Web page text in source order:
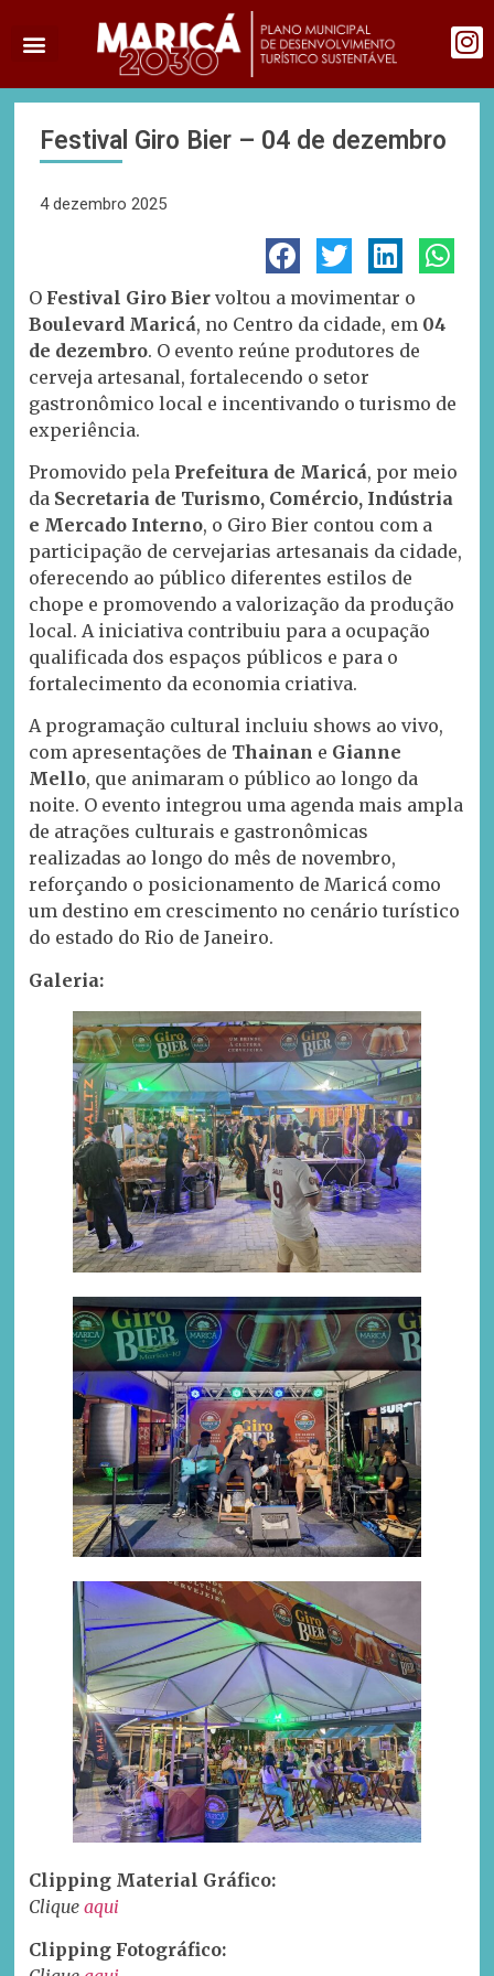
Festival Giro Bier – 04 de dezembro
4 dezembro 2025
O Festival Giro Bier voltou a movimentar o
Boulevard Maricá, no Centro da cidade, em 04
de dezembro. O evento reúne produtores de
cerveja artesanal, fortalecendo o setor
gastronômico local e incentivando o turismo de
experiência.
Promovido pela Prefeitura de Maricá, por meio
da Secretaria de Turismo, Comércio, Indústria
e Mercado Interno, o Giro Bier contou com a
participação de cervejarias artesanais da cidade,
oferecendo ao público diferentes estilos de
chope e promovendo a valorização da produção
local. A iniciativa contribuiu para a ocupação
qualificada dos espaços públicos e para o
fortalecimento da economia criativa.
A programação cultural incluiu shows ao vivo,
com apresentações de Thainan e Gianne
Mello, que animaram o público ao longo da
noite. O evento integrou uma agenda mais ampla
de atrações culturais e gastronômicas
realizadas ao longo do mês de novembro,
reforçando o posicionamento de Maricá como
um destino em crescimento no cenário turístico
do estado do Rio de Janeiro.
Galeria:
Clipping Material Gráfico:
Cliqueaqui
Clipping Fotográfico: